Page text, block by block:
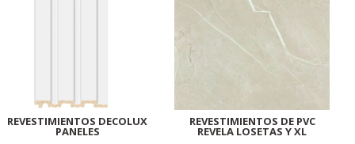
REVESTIMIENTOS DECOLUX
PANELES
REVESTIMIENTOS DE PVC
REVELA LOSETAS Y XL